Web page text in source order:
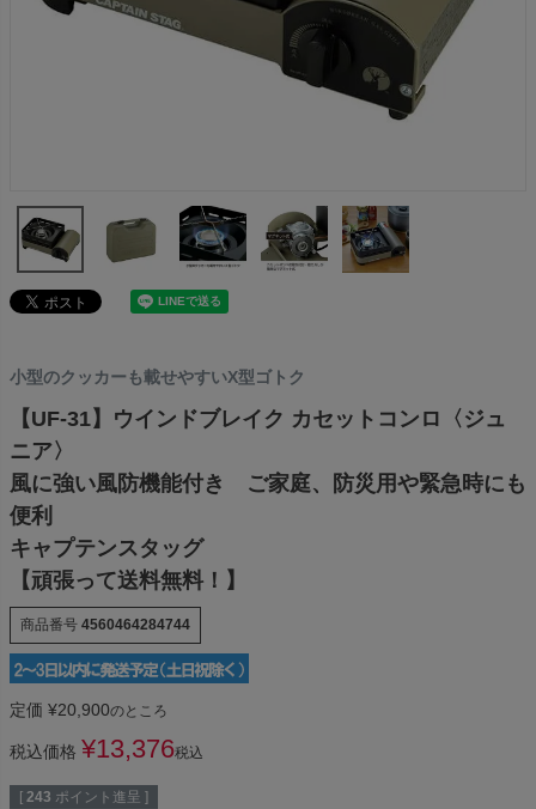
小型のクッカーも載せやすいX型ゴトク
【UF-31】ウインドブレイク カセットコンロ〈ジュ
ニア〉
風に強い風防機能付き ご家庭、防災用や緊急時にも
便利
キャプテンスタッグ
【頑張って送料無料！】
商品番号 4560464284744
定価 ¥20,900のところ
税込価格 ¥13,376税込
[ 243 ポイント進呈 ]